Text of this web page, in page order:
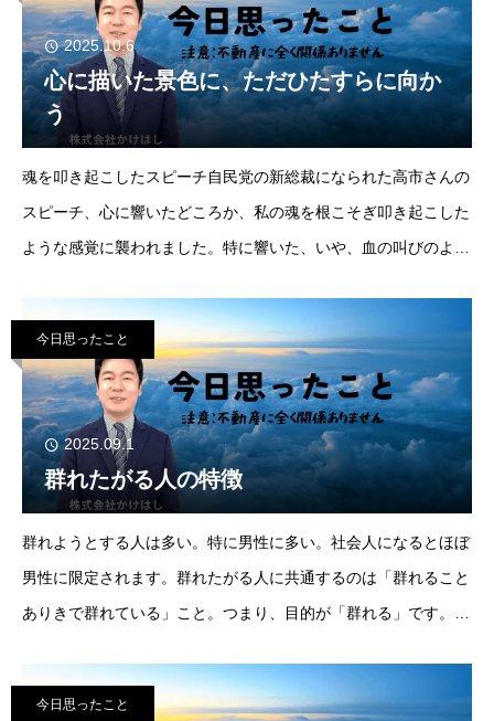
2025.10.6
心に描いた景色に、ただひたすらに向か
う
魂を叩き起こしたスピーチ自民党の新総裁になられた高市さんの
スピーチ、心に響いたどころか、私の魂を根こそぎ叩き起こした
ような感覚に襲われました。特に響いた、いや、血の叫びのよう
う」「ワークラ
今日思ったこと
2025.09.1
群れたがる人の特徴
群れようとする人は多い。特に男性に多い。社会人になるとほぼ
男性に限定されます。群れたがる人に共通するのは「群れること
ありきで群れている」こと。つまり、目的が「群れる」です。群
今日思ったこと